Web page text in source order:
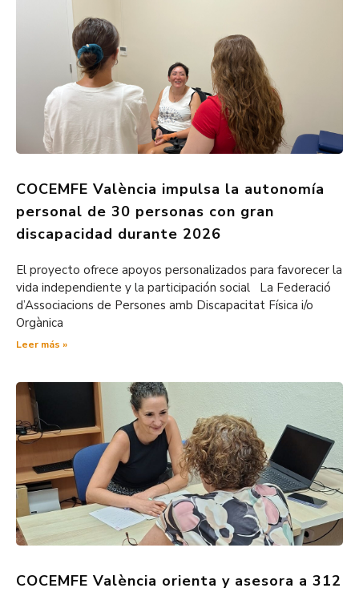
COCEMFE València impulsa la autonomía
personal de 30 personas con gran
discapacidad durante 2026
El proyecto ofrece apoyos personalizados para favorecer la
vida independiente y la participación social La Federació
d’Associacions de Persones amb Discapacitat Física i/o
Orgànica
Leer más »
COCEMFE València orienta y asesora a 312